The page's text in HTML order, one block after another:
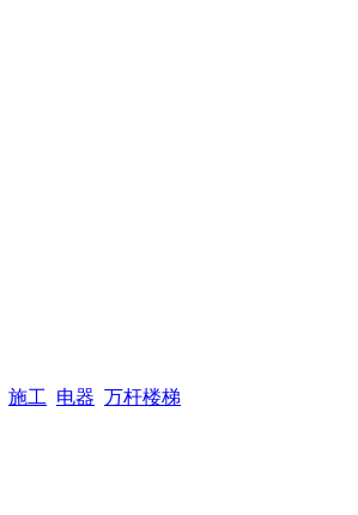
施工 电器 万杆楼梯